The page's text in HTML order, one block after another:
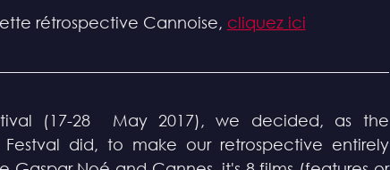
rétrospective Cannoise, cliquez ici
(17-28  May 2017), we decided, as the
did, to make our retrospective entirely